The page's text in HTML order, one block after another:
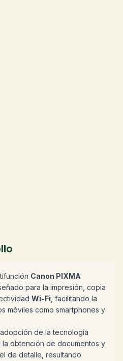
Canon PIXMA
para la impresión, copia
Wi-Fi , facilitando la
móviles como smartphones y
de la tecnología
la obtención de documentos y
de detalle, resultando